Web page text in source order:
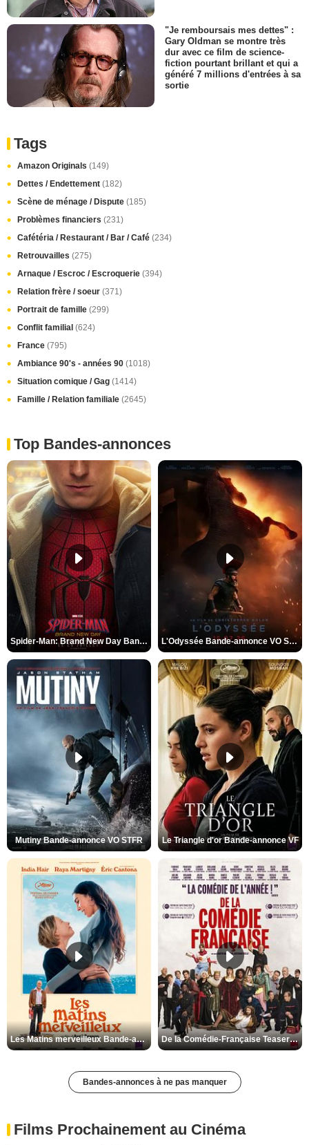
"Je remboursais mes dettes" :
Gary Oldman se montre très
dur avec ce film de science-
fiction pourtant brillant et qui a
généré 7 millions d'entrées à sa
sortie
Tags
Amazon Originals (149)
Dettes / Endettement (182)
Scène de ménage / Dispute (185)
Problèmes financiers (231)
Cafétéria / Restaurant / Bar / Café (234)
Retrouvailles (275)
Arnaque / Escroc / Escroquerie (394)
Relation frère / soeur (371)
Portrait de famille (299)
Conflit familial (624)
France (795)
Ambiance 90's - années 90 (1018)
Situation comique / Gag (1414)
Famille / Relation familiale (2645)
Top Bandes-annonces
Spider-Man: Brand New Day Bande-annonce VO STFR L'Odyssée Bande-annonce VO STFR
Mutiny Bande-annonce VO STFR Le Triangle d'or Bande-annonce VF
Les Matins merveilleux Bande-annonce VF De la Comédie-Française Teaser VF
Bandes-annonces à ne pas manquer
Films Prochainement au Cinéma